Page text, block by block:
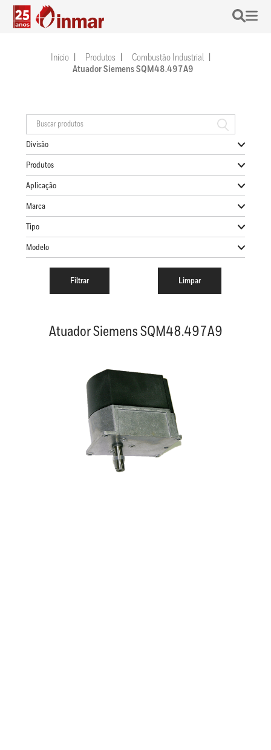
Início Produtos
Combustão Industrial
Atuador Siemens SQM48.497A9
Divisão
Produtos
Aplicação
Marca
Tipo
Modelo
Atuador Siemens SQM48.497A9